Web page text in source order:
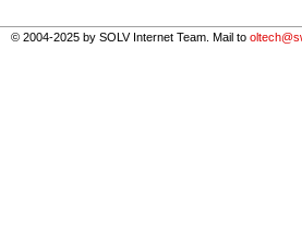
© 2004-2025 by SOLV Internet Team. Mail to